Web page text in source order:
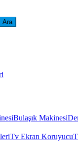
Ara
Bulaşık Makinesi
Tv Ekran Koruyucu